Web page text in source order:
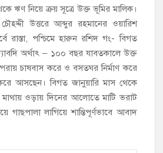
ঋণ নিয়ে ক্রয় সূত্রে উক্ত ভূমির মালিক।
উত্তরে আব্দুর রহমানের ওয়ারিশ
রাস্তা, পশ্চিমে হারুন রশিদ গং- বিগত
অর্থাৎ – ১০০ বছর যাবতকালে উক্ত
চাষবাস করে ও বসতঘর নির্মাণ করে
করে আসছেন। বিগত জানুয়ারি মাস থেকে
মাথায় ওড়ায় দিনের আলোতে মাটি ভরাট
গাছপালা লাগিয়ে শান্তিপূর্ণভাবে আবাদ